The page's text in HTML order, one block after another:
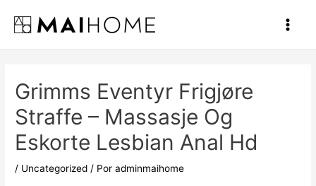
contenido
Main
Grimms Eventyr Frigjøre
Straffe – Massasje Og
Eskorte Lesbian Anal Hd
/ Uncategorized / Poradminmaihome